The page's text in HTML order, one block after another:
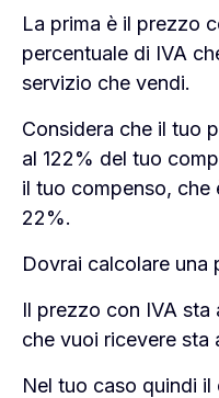
La prima è il prezzo
percentuale di IVA
servizio che vendi.
Considera che il tuo
al 122% del tuo
il tuo compenso, che
22%.
Dovrai calcolare una
Il prezzo con IVA sta
che vuoi ricevere sta
Nel tuo caso quindi il